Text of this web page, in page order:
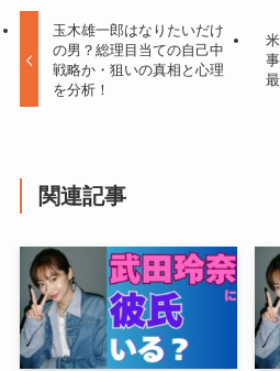
玉木雄一郎はなりたいだけ
の男？総理目当ての自己中
戦略か・狙いの真相と心理
を分析！
関連記事